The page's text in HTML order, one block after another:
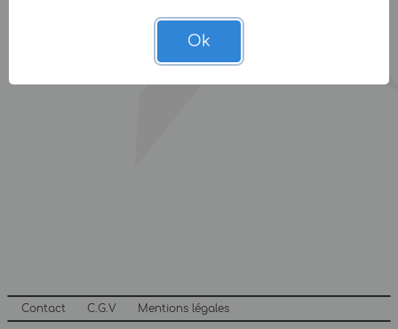
Contact C.G.V Mentions légales
Ok